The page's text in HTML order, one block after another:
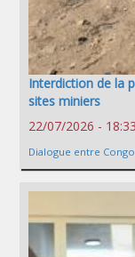
Interdiction de la
sites miniers
22/07/2026 - 18:33
Dialogue entre